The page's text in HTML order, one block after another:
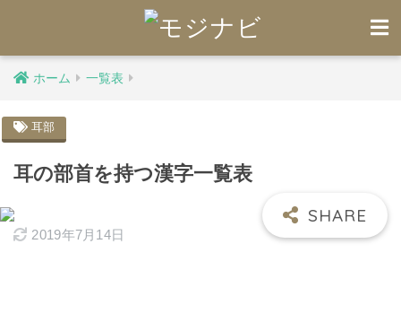
ホーム 一覧表
耳部
耳の部首を持つ漢字一覧表
2019年7月14日